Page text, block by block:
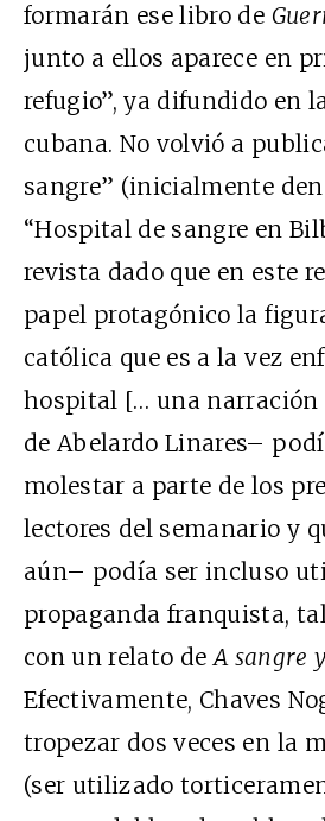
formarán ese libro de
junto a ellos aparece en
refugio”, ya difundido en
cubana. No volvió a
sangre” (inicialmente
“Hospital de sangre en
revista dado que en este
papel protagónico la
católica que es a la vez
hospital [… una narración
de Abelardo Linares–
molestar a parte de los
lectores del semanario y
aún– podía ser incluso
propaganda franquista,
con un relato deA sangre
Efectivamente, Chaves
tropezar dos veces en la
(ser utilizado